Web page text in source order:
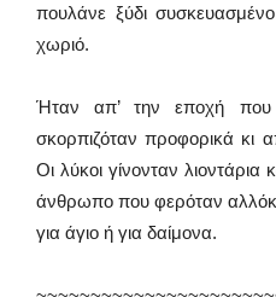
πουλάνε ξύδι
χωριό.
Ήταν απ’ την εποχή
σκορπιζόταν προφορικά κι
Οι λύκοι γίνονταν λιοντάρια
άνθρωπο που φερόταν
για άγιο ή για δαίμονα.